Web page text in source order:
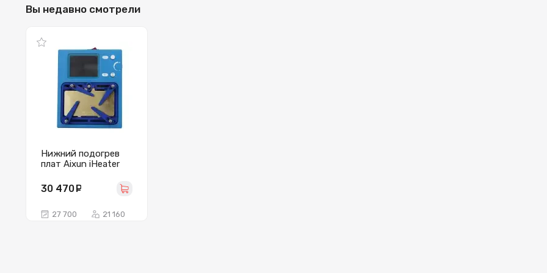
Вы недавно смотрели
Нижний подогрев
плат Aixun iHeater
280°C/LCD, iPhone
X - 15/Android)
30 470 руб.
27 700 21 160